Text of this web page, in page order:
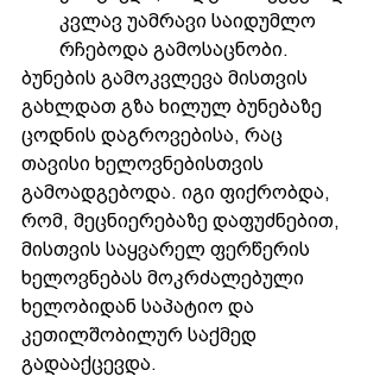
კვლავ უამრავი საიდუმლო
რჩებოდა გამოსაცნობი.
ბუნების გამოკვლევა მისთვის
გახლდათ გზა ხილულ ბუნებაზე
ცოდნის დაგროვებისა, რაც
თავისი ხელოვნებისთვის
გამოადგებოდა. იგი ფიქრობდა,
რომ, მეცნიერებაზე დაფუძნებით,
მისთვის საყვარელ ფერწერის
ხელოვნებას მოკრძალებული
ხელობიდან საპატიო და
კეთილშობილურ საქმედ
გადააქცევდა.